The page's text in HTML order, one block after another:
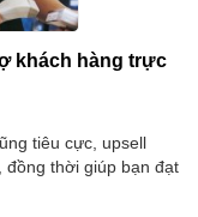
khách hàng trực
tiêu cực, upsell
đồng thời giúp bạn đạt